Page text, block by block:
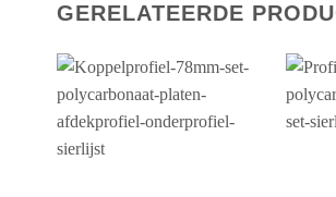
GERELATEERDE